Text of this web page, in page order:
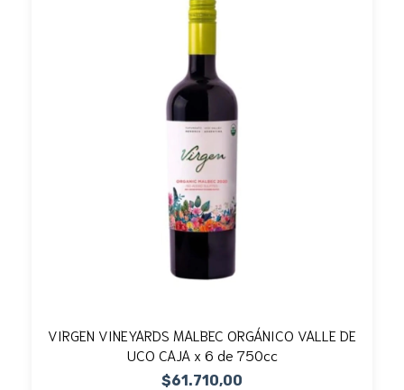
VIRGEN VINEYARDS MALBEC ORGÁNICO VALLE DE
UCO CAJA x 6 de 750cc
$61.710,00